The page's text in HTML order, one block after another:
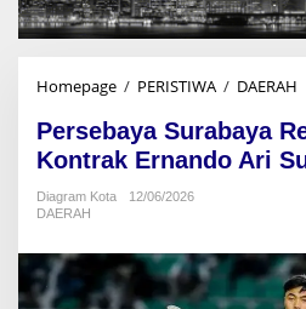
Homepage / PERISTIWA / DAERAH
r
s
a
S
Persebaya Surabaya
Kontrak Ernando Ari
Diagram Kota
12/06/2026
DAERAH